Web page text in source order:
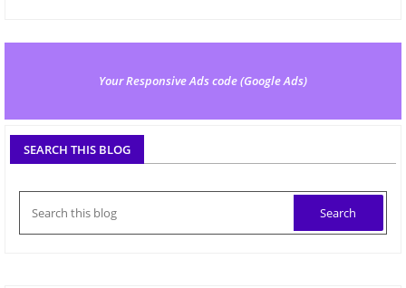
Your Responsive Ads code (Google Ads)
SEARCH THIS BLOG